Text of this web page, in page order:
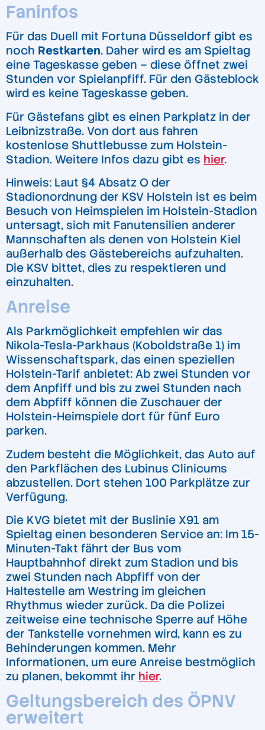
Faninfos
Für das Duell mit Fortuna Düsseldorf gibt es
noch Restkarten. Daher wird es am Spieltag
eine Tageskasse geben – diese öffnet zwei
Stunden vor Spielanpfiff. Für den Gästeblock
wird es keine Tageskasse geben.
Für Gästefans gibt es einen Parkplatz in der
Leibnizstraße. Von dort aus fahren
kostenlose Shuttlebusse zum Holstein-
Stadion. Weitere Infos dazu gibt es hier.
Hinweis: Laut §4 Absatz O der
Stadionordnung der KSV Holstein ist es beim
Besuch von Heimspielen im Holstein-Stadion
untersagt, sich mit Fanutensilien anderer
Mannschaften als denen von Holstein Kiel
außerhalb des Gästebereichs aufzuhalten.
Die KSV bittet, dies zu respektieren und
einzuhalten.
Anreise
Als Parkmöglichkeit empfehlen wir das
Nikola-Tesla-Parkhaus (Koboldstraße 1) im
Wissenschaftspark, das einen speziellen
Holstein-Tarif anbietet: Ab zwei Stunden vor
dem Anpfiff und bis zu zwei Stunden nach
dem Abpfiff können die Zuschauer der
Holstein-Heimspiele dort für fünf Euro
parken.
Zudem besteht die Möglichkeit, das Auto auf
den Parkflächen des Lubinus Clinicums
abzustellen. Dort stehen 100 Parkplätze zur
Verfügung.
Die KVG bietet mit der Buslinie X91 am
Spieltag einen besonderen Service an: Im 15-
Minuten-Takt fährt der Bus vom
Hauptbahnhof direkt zum Stadion und bis
zwei Stunden nach Abpfiff von der
Haltestelle am Westring im gleichen
Rhythmus wieder zurück. Da die Polizei
zeitweise eine technische Sperre auf Höhe
der Tankstelle vornehmen wird, kann es zu
Behinderungen kommen. Mehr
Informationen, um eure Anreise bestmöglich
zu planen, bekommt ihr hier.
Geltungsbereich des ÖPNV
erweitert